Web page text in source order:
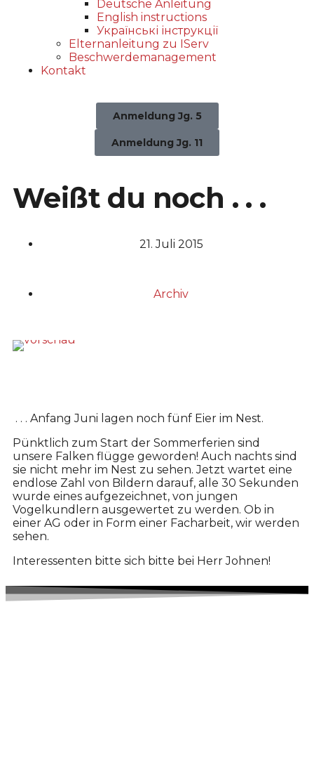
Deutsche Anleitung
English instructions
Українські інструкції
Elternanleitung zu IServ
Beschwerdemanagement
Kontakt
Anmeldung Jg. 5
Anmeldung Jg. 11
Weißt du noch . . .
21. Juli 2015
Archiv
. . . Anfang Juni lagen noch fünf Eier im Nest.
Pünktlich zum Start der Sommerferien sind
unsere Falken flügge geworden! Auch nachts sind
sie nicht mehr im Nest zu sehen. Jetzt wartet eine
endlose Zahl von Bildern darauf, alle 30 Sekunden
wurde eines aufgezeichnet, von jungen
Vogelkundlern ausgewertet zu werden. Ob in
einer AG oder in Form einer Facharbeit, wir werden
sehen.
Interessenten bitte sich bitte bei Herr Johnen!